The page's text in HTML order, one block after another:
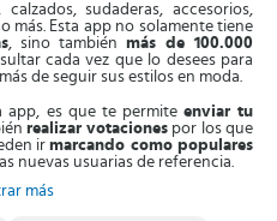
sudaderas, accesorios,
más. Esta app no solamente tiene
, sino también más de 100.000
cada vez que lo desees para
de seguir sus estilos en moda.
app, es que te permite enviar tu
realizar votaciones por los que
irmarcando como populares
nuevas usuarias de referencia.
la posibilidad de
más